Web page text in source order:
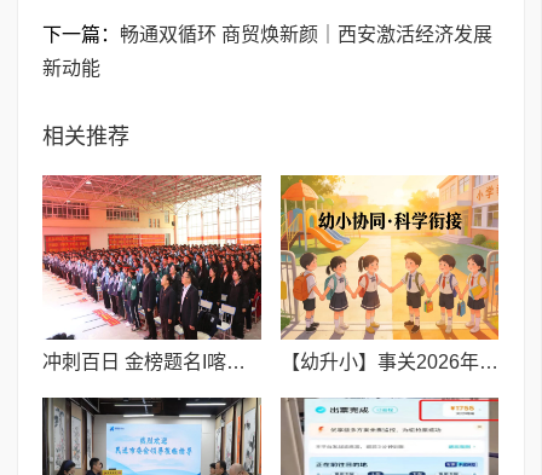
下一篇： 畅通双循环 商贸焕新颜｜西安激活经济发展
新动能
相关推荐
​冲刺百日 金榜题名I喀什市特区实验学校举行2026届高三百日冲刺誓师大会 【幼升小】事关2026年3月积分落户,你一定要知晓